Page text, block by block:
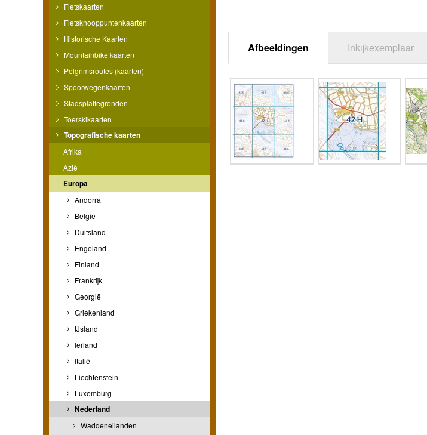
Fietskaarten
Fietsknooppuntenkaarten
Historische Kaarten
Mountainbike kaarten
Pelgrimsroutes (kaarten)
Spoorwegenkaarten
Stadsplattegronden
Toerskikaarten
Topografische kaarten
Afrika
Azië
Europa
Andorra
België
Duitsland
Engeland
Finland
Frankrijk
Georgië
Griekenland
IJsland
Ierland
Italië
Liechtenstein
Luxemburg
Nederland
Waddeneilanden
Afbeeldingen Inkijkexemplaar